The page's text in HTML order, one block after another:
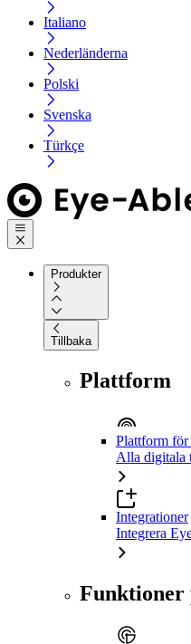
Italiano
Nederländerna
Polski
Svenska
Türkçe
Produkter
Tillbaka
Plattform
Plattform
Alla digitala
Integrationer
Integrera
Funktioner